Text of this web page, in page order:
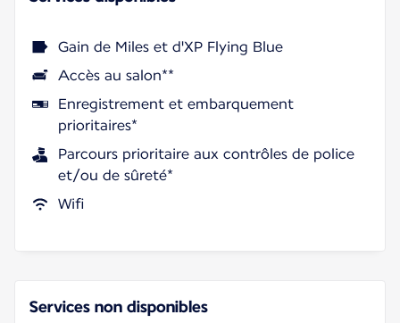
Gain de Miles et d'XP Flying Blue
Accès au salon**
Enregistrement et embarquement
prioritaires*
Parcours prioritaire aux contrôles de police
et/ou de sûreté*
Wifi
Services non disponibles